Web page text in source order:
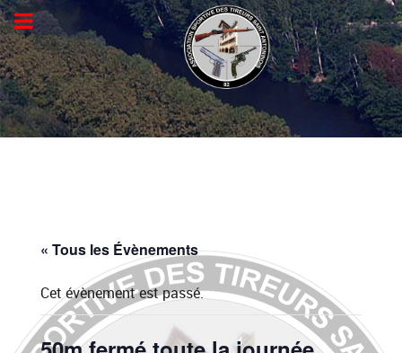
« Tous les Évènements
Cet évènement est passé.